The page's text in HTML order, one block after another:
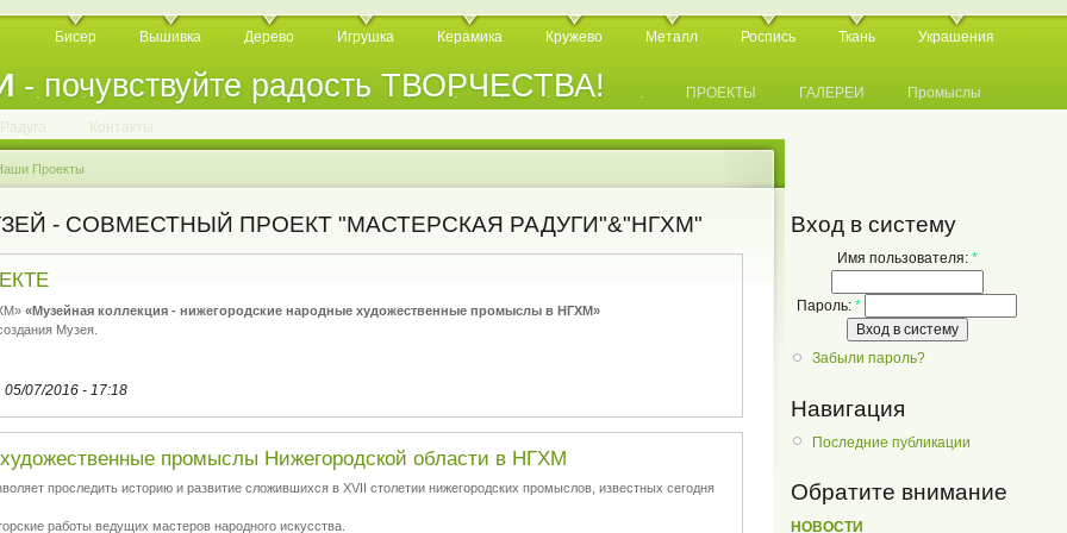
- почувствуйте радость ТВОРЧЕСТВА!
Бисер Вышивка Дерево Игрушка Керамика Кружево Металл Роспись Ткань Украшения
. . . . . . . . . . . . . . ПРОЕКТЫ ГАЛЕРЕИ Промыслы
Радуга Контакты
Проекты
- СОВМЕСТНЫЙ ПРОЕКТ "МАСТЕРСКАЯ РАДУГИ"&"НГХМ"
«Музейная коллекция - нижегородские народные художественные промыслы в НГХМ»
Музея.
07/2016 - 17:18
промыслы Нижегородской области в НГХМ
проследить историю и развитие сложившихся в XVII столетии нижегородских промыслов, известных сегодня
работы ведущих мастеров народного искусства.
Вход в систему
Имя пользователя: *
Пароль: *
Забыли пароль?
Навигация
Последние публикации
Обратите внимание
НОВОСТИ